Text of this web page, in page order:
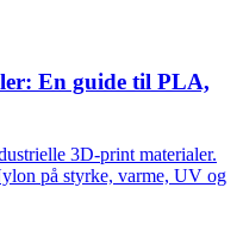
En guide til PLA,
3D-print materialer.
på styrke, varme, UV og